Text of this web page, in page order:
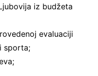
iz budžeta
evaluaciji
sporta;